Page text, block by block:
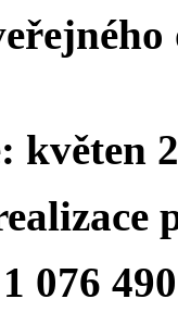
květen